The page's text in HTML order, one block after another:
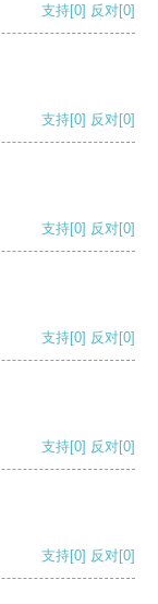
支持[0] 反对[0]
支持[0] 反对[0]
支持[0] 反对[0]
支持[0] 反对[0]
支持[0] 反对[0]
支持[0] 反对[0]